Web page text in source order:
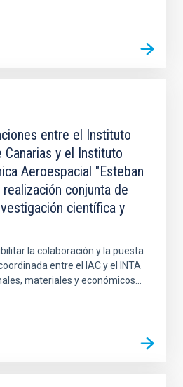
entre el Instituto
y el Instituto
Aeroespacial "Esteban
conjunta de
científica y
la colaboración y la puesta
entre el IAC y el INTA
materiales y económicos...